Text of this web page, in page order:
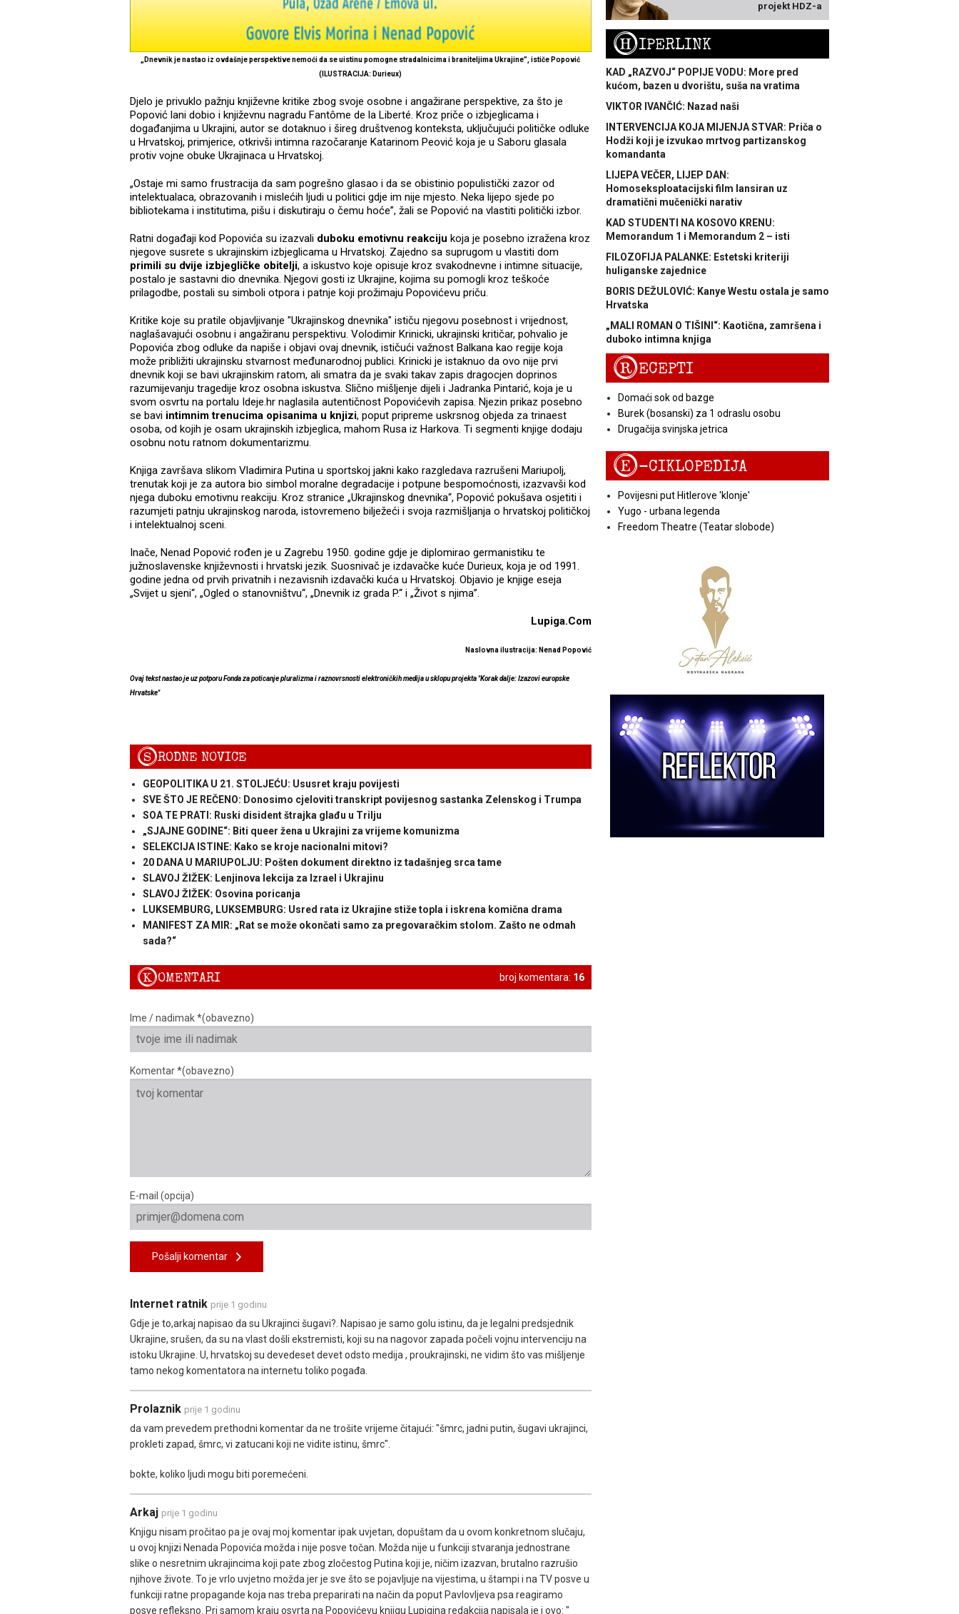
„Dnevnik je nastao iz ovdašnje perspektive nemoći da se uistinu pomogne stradalnicima i braniteljima Ukrajine”, ističe Popović
(ILUSTRACIJA: Durieux)
Djelo je privuklo pažnju književne kritike zbog svoje osobne i angažirane perspektive, za što je
Popović lani dobio i književnu nagradu Fantôme de la Liberté. Kroz priče o izbjeglicama i
događanjima u Ukrajini, autor se dotaknuo i šireg društvenog konteksta, uključujući političke odluke
u Hrvatskoj, primjerice, otkrivši intimna razočaranje Katarinom Peović koja je u Saboru glasala
protiv vojne obuke Ukrajinaca u Hrvatskoj.
„Ostaje mi samo frustracija da sam pogrešno glasao i da se obistinio populistički zazor od
intelektualaca, obrazovanih i mislećih ljudi u politici gdje im nije mjesto. Neka lijepo sjede po
bibliotekama i institutima, pišu i diskutiraju o čemu hoće”, žali se Popović na vlastiti politički izbor.
Ratni događaji kod Popovića su izazvali duboku emotivnu reakciju koja je posebno izražena kroz
njegove susrete s ukrajinskim izbjeglicama u Hrvatskoj. Zajedno sa suprugom u vlastiti dom
primili su dvije izbjegličke obitelji, a iskustvo koje opisuje kroz svakodnevne i intimne situacije,
postalo je sastavni dio dnevnika. Njegovi gosti iz Ukrajine, kojima su pomogli kroz teškoće
prilagodbe, postali su simboli otpora i patnje koji prožimaju Popovićevu priču.
Kritike koje su pratile objavljivanje "Ukrajinskog dnevnika" ističu njegovu posebnost i vrijednost,
naglašavajući osobnu i angažiranu perspektivu. Volodimir Krinicki, ukrajinski kritičar, pohvalio je
Popovića zbog odluke da napiše i objavi ovaj dnevnik, ističući važnost Balkana kao regije koja
može približiti ukrajinsku stvarnost međunarodnoj publici. Krinicki je istaknuo da ovo nije prvi
dnevnik koji se bavi ukrajinskim ratom, ali smatra da je svaki takav zapis dragocjen doprinos
razumijevanju tragedije kroz osobna iskustva. Slično mišljenje dijeli i Jadranka Pintarić, koja je u
svom osvrtu na portalu Ideje.hr naglasila autentičnost Popovićevih zapisa. Njezin prikaz posebno
se bavi intimnim trenucima opisanima u knjizi, poput pripreme uskrsnog objeda za trinaest
osoba, od kojih je osam ukrajinskih izbjeglica, mahom Rusa iz Harkova. Ti segmenti knjige dodaju
osobnu notu ratnom dokumentarizmu.
Knjiga završava slikom Vladimira Putina u sportskoj jakni kako razgledava razrušeni Mariupolj,
trenutak koji je za autora bio simbol moralne degradacije i potpune bespomoćnosti, izazvavši kod
njega duboku emotivnu reakciju. Kroz stranice „Ukrajinskog dnevnika“, Popović pokušava osjetiti i
razumjeti patnju ukrajinskog naroda, istovremeno bilježeći i svoja razmišljanja o hrvatskoj političkoj
i intelektualnoj sceni.
Inače, Nenad Popović rođen je u Zagrebu 1950. godine gdje je diplomirao germanistiku te
južnoslavenske književnosti i hrvatski jezik. Suosnivač je izdavačke kuće Durieux, koja je od 1991.
godine jedna od prvih privatnih i nezavisnih izdavački kuća u Hrvatskoj. Objavio je knjige eseja
„Svijet u sjeni“, „Ogled o stanovništvu“, „Dnevnik iz grada P.“ i „Život s njima”.
Lupiga.Com
Naslovna ilustracija: Nenad Popović
Ovaj tekst nastao je uz potporu Fonda za poticanje pluralizma i raznovrsnosti elektroničkih medija u sklopu projekta "Korak dalje: Izazovi europske
Hrvatske"
SRODNE NOVICE
GEOPOLITIKA U 21. STOLJEĆU: Ususret kraju povijesti
SVE ŠTO JE REČENO: Donosimo cjeloviti transkript povijesnog sastanka Zelenskog i Trumpa
SOA TE PRATI: Ruski disident štrajka glađu u Trilju
„SJAJNE GODINE“: Biti queer žena u Ukrajini za vrijeme komunizma
SELEKCIJA ISTINE: Kako se kroje nacionalni mitovi?
20 DANA U MARIUPOLJU: Pošten dokument direktno iz tadašnjeg srca tame
SLAVOJ ŽIŽEK: Lenjinova lekcija za Izrael i Ukrajinu
SLAVOJ ŽIŽEK: Osovina poricanja
LUKSEMBURG, LUKSEMBURG: Usred rata iz Ukrajine stiže topla i iskrena komična drama
MANIFEST ZA MIR: „Rat se može okončati samo za pregovaračkim stolom. Zašto ne odmah
sada?“
broj komentara: 16
KOMENTARI
Ime / nadimak *(obavezno)
Komentar *(obavezno)
E-mail (opcija)
Pošalji komentar
Internet ratnik prije 1 godinu
Gdje je to,arkaj napisao da su Ukrajinci šugavi?. Napisao je samo golu istinu, da je legalni predsjednik
Ukrajine, srušen, da su na vlast došli ekstremisti, koji su na nagovor zapada počeli vojnu intervenciju na
istoku Ukrajine. U, hrvatskoj su devedeset devet odsto medija , proukrajinski, ne vidim što vas mišljenje
tamo nekog komentatora na internetu toliko pogađa.
Prolaznik prije 1 godinu
da vam prevedem prethodni komentar da ne trošite vrijeme čitajući: "šmrc, jadni putin, šugavi ukrajinci,
prokleti zapad, šmrc, vi zatucani koji ne vidite istinu, šmrc".
bokte, koliko ljudi mogu biti poremećeni.
Arkaj prije 1 godinu
Knjigu nisam pročitao pa je ovaj moj komentar ipak uvjetan, dopuštam da u ovom konkretnom slučaju,
u ovoj knjizi Nenada Popovića možda i nije posve točan. Možda nije u funkciji stvaranja jednostrane
slike o nesretnim ukrajincima koji pate zbog zločestog Putina koji je, ničim izazvan, brutalno razrušio
njihove živote. To je vrlo uvjetno možda jer je sve što se pojavljuje na vijestima, u štampi i na TV posve u
funkciji ratne propagande koja nas treba preparirati na način da poput Pavlovljeva psa reagiramo
posve refleksno. Pri samom kraju osvrta na Popovićevu knjigu Lupigina redakcija napisala je i ovo: "
projekt HDZ-a
HIPERLINK
KAD „RAZVOJ“ POPIJE VODU: More pred
kućom, bazen u dvorištu, suša na vratima
VIKTOR IVANČIĆ: Nazad naši
INTERVENCIJA KOJA MIJENJA STVAR: Priča o
Hodži koji je izvukao mrtvog partizanskog
komandanta
LIJEPA VEČER, LIJEP DAN:
Homoseksploatacijski film lansiran uz
dramatični mučenički narativ
KAD STUDENTI NA KOSOVO KRENU:
Memorandum 1 i Memorandum 2 – isti
FILOZOFIJA PALANKE: Estetski kriteriji
huliganske zajednice
BORIS DEŽULOVIĆ: Kanye Westu ostala je samo
Hrvatska
„MALI ROMAN O TIŠINI“: Kaotična, zamršena i
duboko intimna knjiga
RECEPTI
Domaći sok od bazge
Burek (bosanski) za 1 odraslu osobu
Drugačija svinjska jetrica
E-CIKLOPEDIJA
Povijesni put Hitlerove 'klonje'
Yugo - urbana legenda
Freedom Theatre (Teatar slobode)